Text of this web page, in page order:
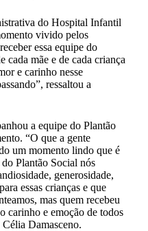
do Hospital Infantil
vivido pelos
essa equipe do
cada mãe e de cada criança
e carinho nesse
ressaltou a
a equipe do Plantão
“O que a gente
um momento lindo que é
Plantão Social nós
generosidade,
essas crianças e que
mas quem recebeu
carinho e emoção de todos
Damasceno.